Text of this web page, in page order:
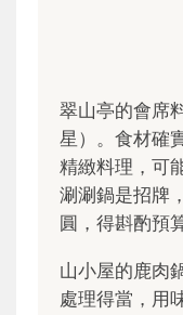
翠山亭的會席
星）。食材確
精緻料理，可
涮涮鍋是招牌
圓，得斟酌預算
山小屋的鹿肉
處理得當，用